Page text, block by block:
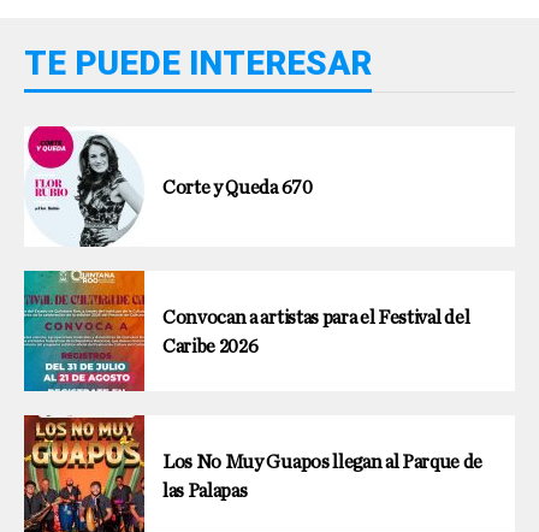
TE PUEDE INTERESAR
Corte y Queda 670
Convocan a artistas para el Festival del
Caribe 2026
Los No Muy Guapos llegan al Parque de
las Palapas